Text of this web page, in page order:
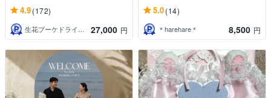
4.9(172)
生花ブーケドライ加工Web専門店 27,000 円
5.0(14)
＊harehare＊ 8,500 円